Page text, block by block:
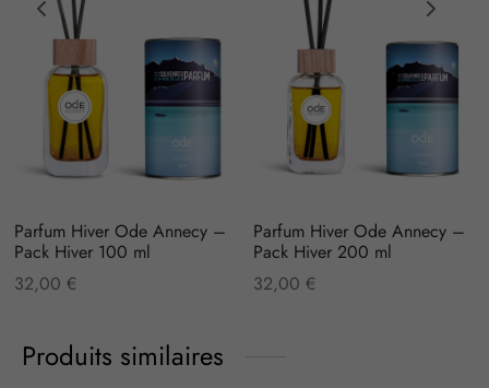
Parfum Hiver Ode Annecy –
Pack Hiver 100 ml
32,00 €
Parfum Hiver Ode Annecy –
Pack Hiver 200 ml
32,00 €
Produits similaires